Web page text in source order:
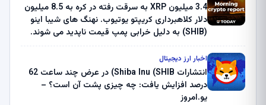
3.4 میلیون XRP به سرقت رفته در کره به 8.5 میلیون
دلار کلاهبرداری کریپتو یوتیوب. نهنگ های شیبا اینو
(SHIB) به دلیل خرابی پمپ قیمت ناپدید می شوند.
ثبت کرد – گزارش کریپتو صبح – U.Today
اخبار ارز دیجیتال
انتشارات Shiba Inu (SHIB) در عرض چند ساعت 62
درصد افزایش یافت: چه چیزی پشت آن است؟ –
یو.امروز